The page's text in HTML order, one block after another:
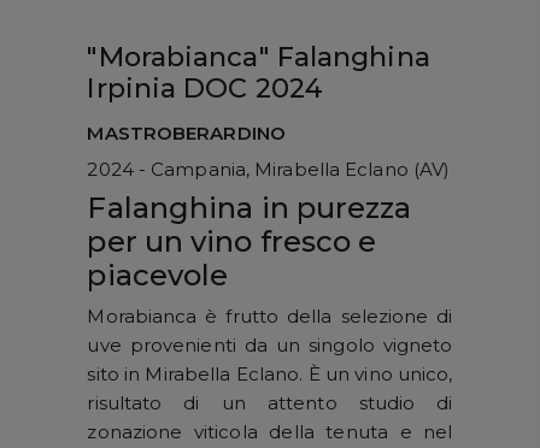
"Morabianca" Falanghina
Irpinia DOC 2024
MASTROBERARDINO
2024 - Campania, Mirabella Eclano (AV)
Falanghina in purezza
per un vino fresco e
piacevole
Morabianca è frutto della selezione di
uve provenienti da un singolo vigneto
sito in Mirabella Eclano. È un vino unico,
risultato di un attento studio di
zonazione viticola della tenuta e nel